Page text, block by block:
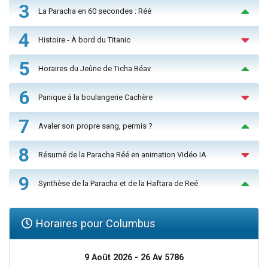
3 La Paracha en 60 secondes : Réé
4 Histoire - À bord du Titanic
5 Horaires du Jeûne de Ticha Béav
6 Panique à la boulangerie Cachère
7 Avaler son propre sang, permis ?
8 Résumé de la Paracha Réé en animation Vidéo IA
9 Synthèse de la Paracha et de la Haftara de Reé
Horaires pour Columbus
9 Août 2026 - 26 Av 5786